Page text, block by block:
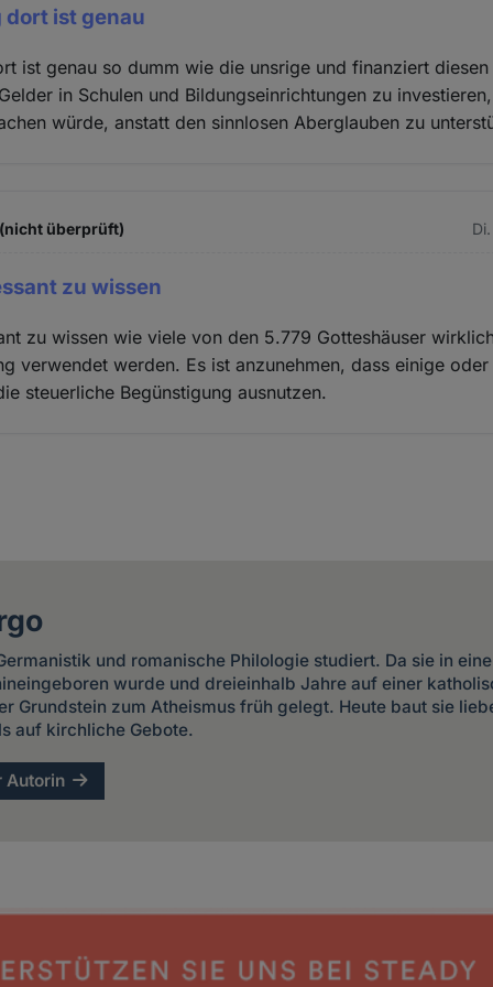
dort ist genau
ist genau so dumm wie die unsrige und finanziert
in Schulen und Bildungseinrichtungen zu
würde, anstatt den sinnlosen Aberglauben zu
überprüft)
zu wissen
zu wissen wie viele von den 5.779 Gotteshäuser
verwendet werden. Es ist anzunehmen, dass einige
steuerliche Begünstigung ausnutzen.
und romanische Philologie studiert. Da sie in
wurde und dreieinhalb Jahre auf einer
Grundstein zum Atheismus früh gelegt. Heute baut sie
auf kirchliche Gebote.
Autorin